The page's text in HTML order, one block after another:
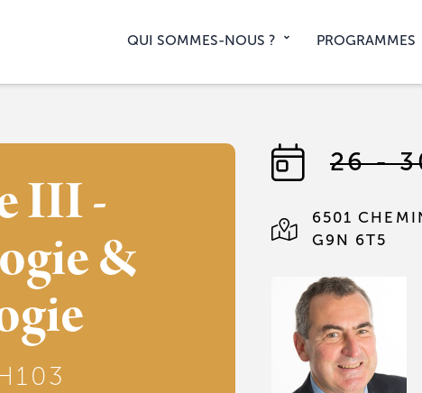
QUI SOMMES-NOUS ? PROGRAMMES
III -
&
26 -
6501
G9N 6T5